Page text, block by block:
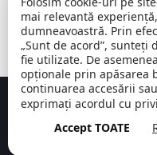
16:30
, vineri:
08:00 -
14:00
Comuna Cerchezu ©
Concept realizat de Big
mai relevantă
dumneavoastră. Prin
„Sunt de acord”, sunteți
fie utilizate. De
opționale prin apăsarea
continuarea accesării
exprimați acordul cu
Accept TOATE